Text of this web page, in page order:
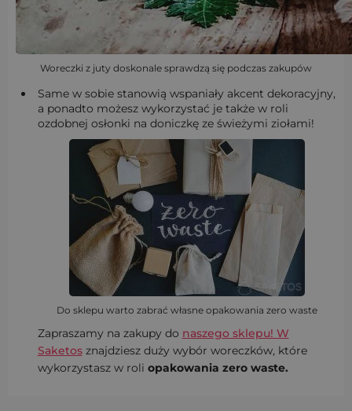
Woreczki z juty doskonale sprawdzą się podczas zakupów
Same w sobie stanowią wspaniały akcent dekoracyjny,
a ponadto możesz wykorzystać je także w roli
ozdobnej osłonki na doniczkę ze świeżymi ziołami!
Do sklepu warto zabrać własne opakowania zero waste
Zapraszamy na zakupy do naszego sklepu! W
Saketosznajdziesz duży wybór woreczków, które
wykorzystasz w roli opakowania zero waste.